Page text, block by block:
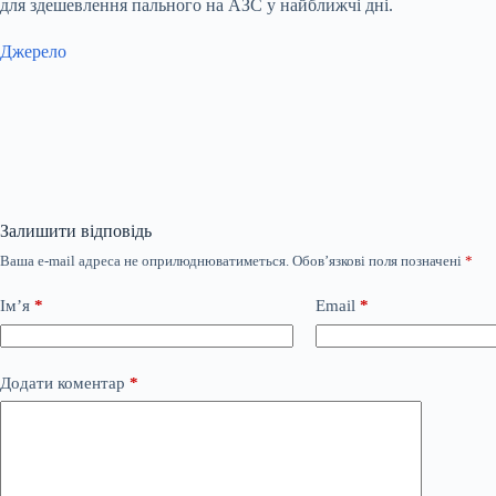
для здешевлення пального на АЗС у найближчі дні.
Джерело
Залишити відповідь
Ваша e-mail адреса не оприлюднюватиметься. Обов’язкові поля позначені *
Ім’я * Email *
Додати коментар *